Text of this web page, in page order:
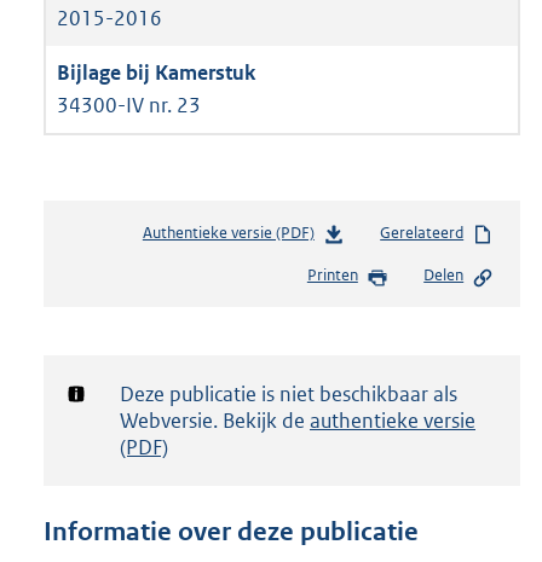
2015-2016
34300-IV nr. 23
Authentieke versie (PDF)b
s
d
g
t
Gerelateerd
Printen Delen
Notificatie:
Deze publicatie is niet beschikbaar als
Webversie. Bekijk de authentieke versie
(PDF)
Informatie over deze publicatie